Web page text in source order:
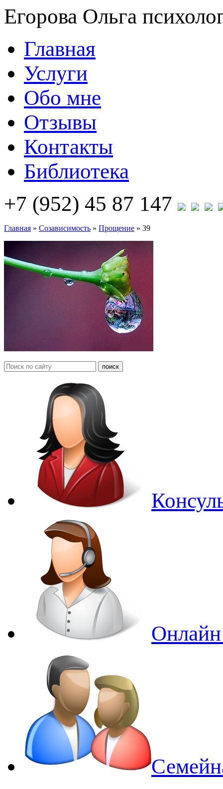
Егорова Ольга
Главная
Услуги
Обо мне
Отзывы
Контакты
Библиотека
+7 (952) 45 87 147
Главная » Созависимость » Прощение » 39
Онлайн